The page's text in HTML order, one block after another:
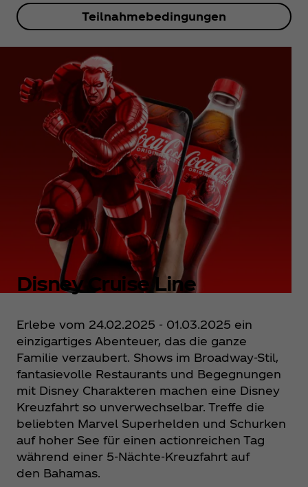
Teilnahmebedingungen
Disney Cruise Line
Erlebe vom 24.02.2025 - 01.03.2025 ein
einzigartiges Abenteuer, das die ganze
Familie verzaubert. Shows im Broadway-Stil,
fantasievolle Restaurants und Begegnungen
mit Disney Charakteren machen eine Disney
Kreuzfahrt so unverwechselbar. Treffe die
beliebten Marvel Superhelden und Schurken
auf hoher See für einen actionreichen Tag
während einer 5-Nächte-Kreuzfahrt auf
den Bahamas.